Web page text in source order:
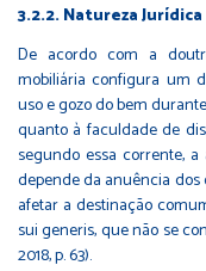
3.2.2. Natureza Jurídica
De acordo com a
mobiliária configura um
uso e gozo do bem
quanto à faculdade de
segundo essa corrente,
depende da anuência
afetar a destinação
sui generis, que não se
2018, p. 63).